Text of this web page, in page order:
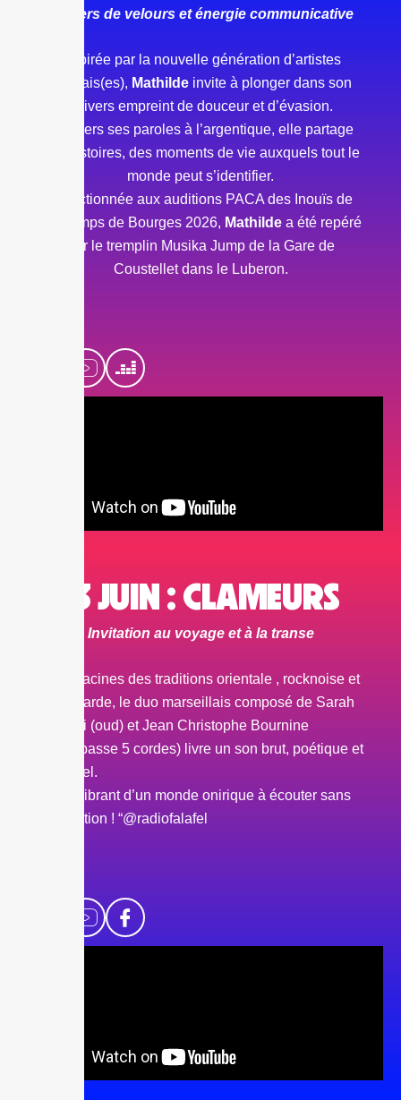
Univers de velours et énergie communicative
Inspirée par la nouvelle génération d’artistes
français(es), Mathildeinvite à plonger dans son
univers empreint de douceur et d’évasion.
À travers ses paroles à l’argentique, elle partage
ses histoires, des moments de vie auxquels tout le
monde peut s’identifier.
Sélectionnée aux auditions PACA des Inouïs de
Printemps de Bourges 2026, Mathildea été repéré
par le tremplin Musika Jump de la Gare de
Coustellet dans le Luberon.
13 JUIN : CLAMEURS
Invitation au voyage et à la transe
“Entre racines des traditions orientale , rocknoise et
avant-garde, le duo marseillais composé de Sarah
Procissi (oud) et Jean Christophe Bournine
(contrebasse 5 cordes) livre un son brut, poétique et
sensoriel.
Un cri vibrant d’un monde onirique à écouter sans
modération ! “@radiofalafel